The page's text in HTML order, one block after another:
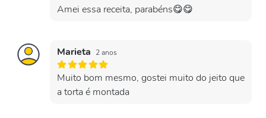
Amei essa receita, parabéns😋😋
Marieta 2 anos
Muito bom mesmo, gostei muito do jeito que
a torta é montada